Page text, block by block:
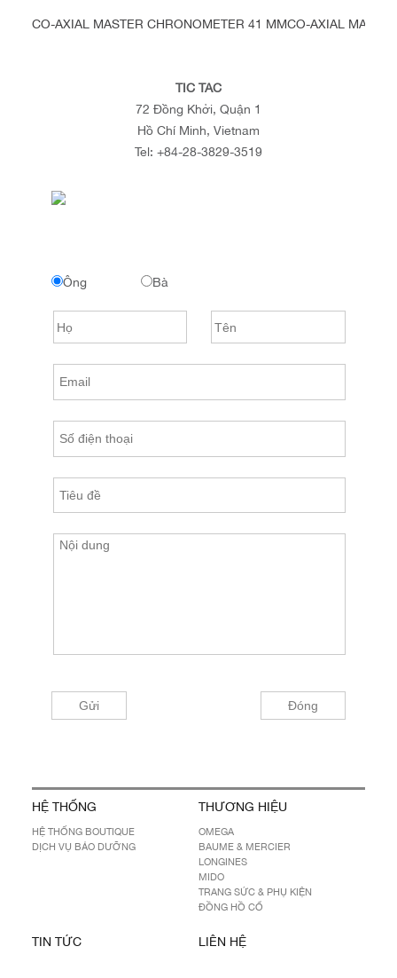
CO-AXIAL MASTER CHRONOMETER 41 MMCO-AXIAL
TIC TAC
72 Đồng Khởi, Quận 1
Hồ Chí Minh, Vietnam
Tel: +84-28-3829-3519
Ông Bà
HỆ THỐNG
HỆ THỐNG BOUTIQUE
DỊCH VỤ BẢO DƯỠNG
THƯƠNG HIỆU
OMEGA
BAUME & MERCIER
LONGINES
MIDO
TRANG SỨC & PHỤ KIỆN
ĐỒNG HỒ CỔ
TIN TỨC LIÊN HỆ